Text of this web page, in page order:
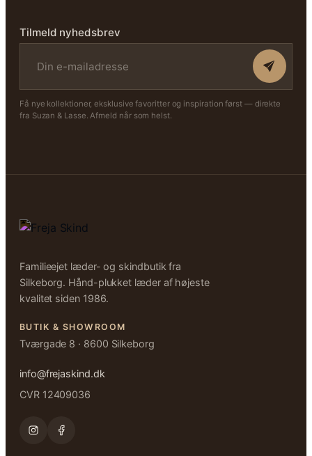
Tilmeld nyhedsbrev
Få nye kollektioner, eksklusive favoritter og inspiration først — direkte
fra Suzan & Lasse. Afmeld når som helst.
Familieejet læder- og skindbutik fra
Silkeborg. Hånd-plukket læder af højeste
kvalitet siden 1986.
BUTIK & SHOWROOM
Tværgade 8 · 8600 Silkeborg
info@frejaskind.dk
CVR 12409036